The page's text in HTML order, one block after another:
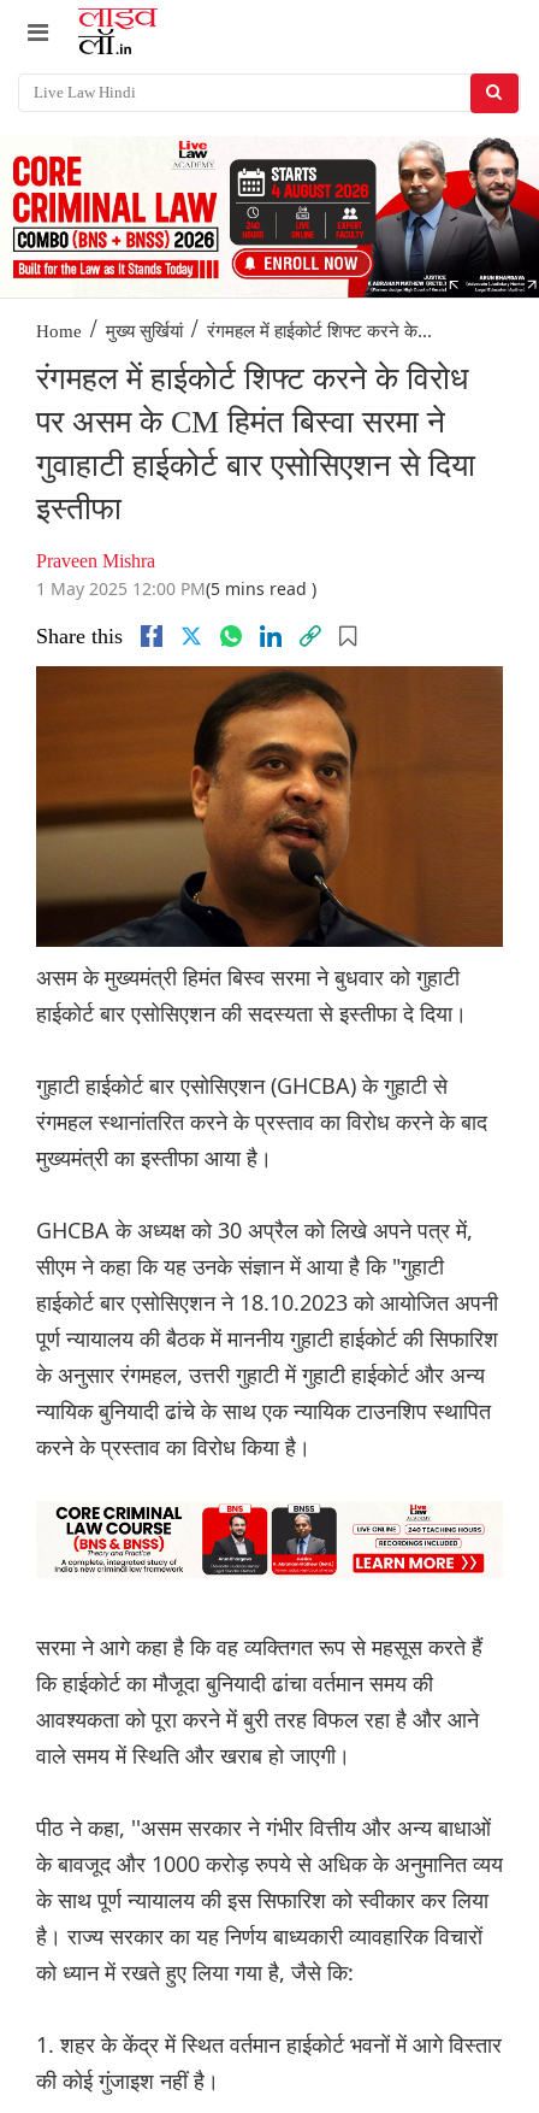
Home / मुख्य सुर्खियां / रंगमहल में हाईकोर्ट शिफ्ट करने के...
रंगमहल में हाईकोर्ट शिफ्ट करने के विरोध
पर असम के CM हिमंत बिस्वा सरमा ने
गुवाहाटी हाईकोर्ट बार एसोसिएशन से दिया
इस्तीफा
Praveen Mishra
1 May 2025 12:00 PM(5 mins read )
Share this
असम के मुख्यमंत्री हिमंत बिस्व सरमा ने बुधवार को गुहाटी
हाईकोर्ट बार एसोसिएशन की सदस्यता से इस्तीफा दे दिया।
गुहाटी हाईकोर्ट बार एसोसिएशन (GHCBA) के गुहाटी से
रंगमहल स्थानांतरित करने के प्रस्ताव का विरोध करने के बाद
मुख्यमंत्री का इस्तीफा आया है।
GHCBA के अध्यक्ष को 30 अप्रैल को लिखे अपने पत्र में,
सीएम ने कहा कि यह उनके संज्ञान में आया है कि "गुहाटी
हाईकोर्ट बार एसोसिएशन ने 18.10.2023 को आयोजित अपनी
पूर्ण न्यायालय की बैठक में माननीय गुहाटी हाईकोर्ट की सिफारिश
के अनुसार रंगमहल, उत्तरी गुहाटी में गुहाटी हाईकोर्ट और अन्य
न्यायिक बुनियादी ढांचे के साथ एक न्यायिक टाउनशिप स्थापित
करने के प्रस्ताव का विरोध किया है।
सरमा ने आगे कहा है कि वह व्यक्तिगत रूप से महसूस करते हैं
कि हाईकोर्ट का मौजूदा बुनियादी ढांचा वर्तमान समय की
आवश्यकता को पूरा करने में बुरी तरह विफल रहा है और आने
वाले समय में स्थिति और खराब हो जाएगी।
पीठ ने कहा, ''असम सरकार ने गंभीर वित्तीय और अन्य बाधाओं
के बावजूद और 1000 करोड़ रुपये से अधिक के अनुमानित व्यय
के साथ पूर्ण न्यायालय की इस सिफारिश को स्वीकार कर लिया
है। राज्य सरकार का यह निर्णय बाध्यकारी व्यावहारिक विचारों
को ध्यान में रखते हुए लिया गया है, जैसे कि:
1. शहर के केंद्र में स्थित वर्तमान हाईकोर्ट भवनों में आगे विस्तार
की कोई गुंजाइश नहीं है।